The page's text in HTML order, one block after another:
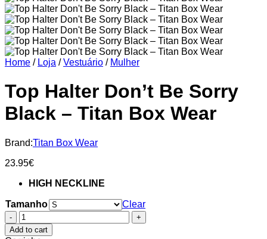
Home / Loja / Vestuário / Mulher
Top Halter Don’t Be Sorry
Black – Titan Box Wear
Brand:Titan Box Wear
23.95€
HIGH NECKLINE
Tamanho
Clear
Top
Halter
Don't
Add to cart